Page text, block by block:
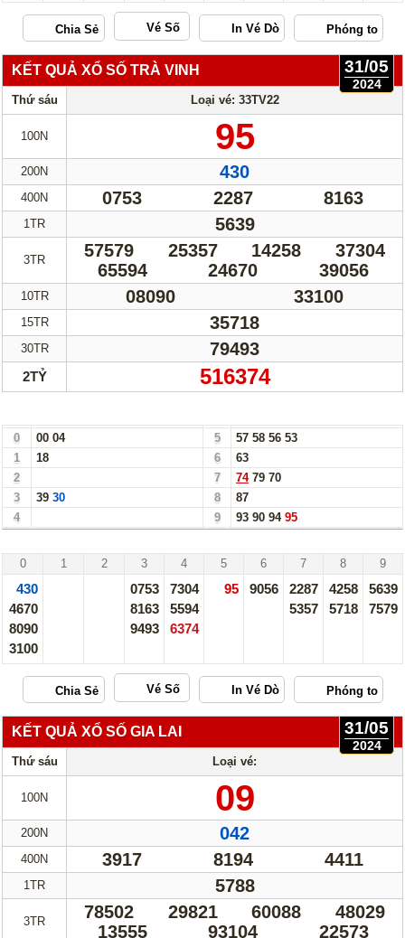
Vé Số
KẾT QUẢ XỔ SỐ TRÀ VINH 31/05
2024
Thứ sáu Loại vé: 33TV22
100N 95
200N 430
400N 0753 2287 8163
1TR 5639
3TR 57579 25357 14258
37304
65594
24670 39056
10TR 08090 33100
15TR 35718
30TR 79493
2TỶ 516374
0 00 04 5 57 58 56 53
1
18 6
63
2
7 74 79 70
3
39 30 8
87
4
9 93 90 94 95
0 1 2 3 4 5 6 7 8 9
430
4670
8090
3100
0753
8163
9493
7304
5594
6374
95 9056
2287
5357
4258
5718
5639
7579
Vé Số
KẾT QUẢ XỔ SỐ GIA LAI 31/05
2024
Thứ sáu Loại vé:
100N 09
200N 042
400N 3917 8194 4411
1TR 5788
3TR 78502 29821 60088
48029
13555
93104 22573